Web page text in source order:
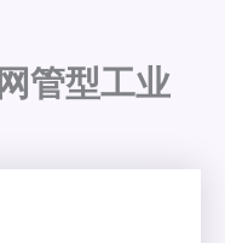
管型工业